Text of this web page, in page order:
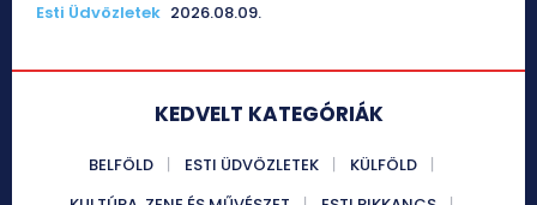
Esti Üdvözletek 2026.08.09.
KEDVELT KATEGÓRIÁK
BELFÖLD ESTI ÜDVÖZLETEK
KÜLFÖLD